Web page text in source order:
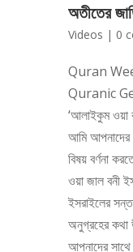
অতীতের
Videos | 0
Quran
Quranic
‘আলাইকুম ওয়া
আমি আপনাদের
বিষয় বর্ণনা
ওয়া জাল বনী
ইসরাইলের
অনুগ্রহের কথা
আপনাদের